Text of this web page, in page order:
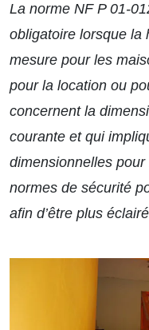
La norme NF P 01-
obligatoire lorsque la
mesure pour les
pour la location ou
concernent la
courante et qui
dimensionnelles
normes de sécurité
afin d’être plus